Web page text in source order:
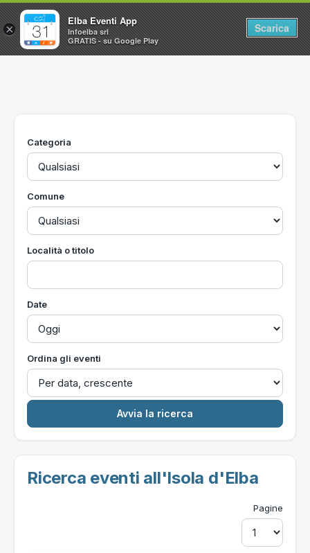
Home
Utilità
Categoria
Comune
Località o titolo
Date
Ordina gli eventi
Ricerca eventi all'Isola d'Elba
Pagine
×
Elba Eventi App
Infoelba srl
GRATIS - su Google Play
Scarica